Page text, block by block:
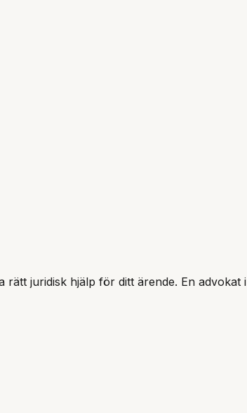
juridisk hjälp för ditt ärende. En advokat i